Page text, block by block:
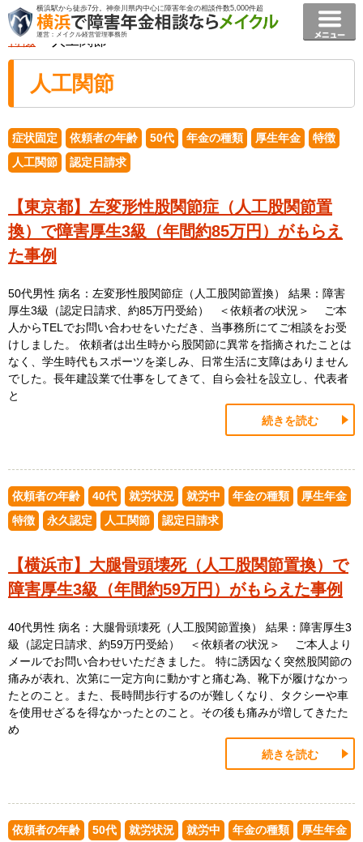
横浜駅から徒歩7分。神奈川県内中心に障害年金の相談件数5,000件超
運営：メイクル経営管理事務所
横浜で障害年金相談ならメイクル障害年金横浜 事例
特徴> 人工関節
人工関節
症状固定 依頼者の年齢 50代 年金の種類 厚生年金
特徴
人工関節
認定日請求
【東京都】左変形性股関節症（人工股関節置
換）で障害厚生3級（年間約85万円）がもらえ
た事例
50代男性 病名：左変形性股関節症（人工股関節置換） 結果：障害
厚生3級（認定日請求、約85万円受給） ＜依頼者の状況＞ ご本
人からTELでお問い合わせをいただき、当事務所にてご相談をお受
けしました。 依頼者は出生時から股関節に異常を指摘されたことは
なく、学生時代もスポーツを楽しみ、日常生活に支障はありません
でした。長年建設業で仕事をしてきて、自ら会社を設立し、代表者
と
続きを読む
依頼者の年齢 40代 就労状況 就労中 年金の種類
厚生年金
特徴
永久認定 人工関節 認定日請求
【横浜市】大腿骨頭壊死（人工股関節置換）で
障害厚生3級（年間約59万円）がもらえた事例
40代男性 病名：大腿骨頭壊死（人工股関節置換） 結果：障害厚生3
級（認定日請求、約59万円受給） ＜依頼者の状況＞ ご本人より
メールでお問い合わせいただきました。 特に誘因なく突然股関節の
痛みが表れ、次第に一定方向に動かすと痛む為、靴下が履けなかっ
たとのこと。また、長時間歩行するのが難しくなり、タクシーや車
を使用せざるを得なかったとのこと。その後も痛みが増してきたた
め
続きを読む
依頼者の年齢 50代 就労状況 就労中 年金の種類
厚生年金